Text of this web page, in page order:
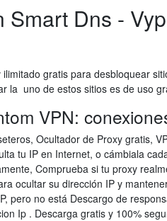
Smart Dns -
gratis para desbloquear
la uno de estos sitios es de uso
VPN:
Ocultador de Proxy gratis,
tu IP en Internet, o cámbiala
Comprueba si tu proxy
ocultar su dirección IP y
pero no está Descargo de
Ip . Descarga gratis y 100%